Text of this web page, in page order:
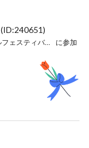
(ID:240651)
ショパンコンクールフェスティバルin大阪 に参加